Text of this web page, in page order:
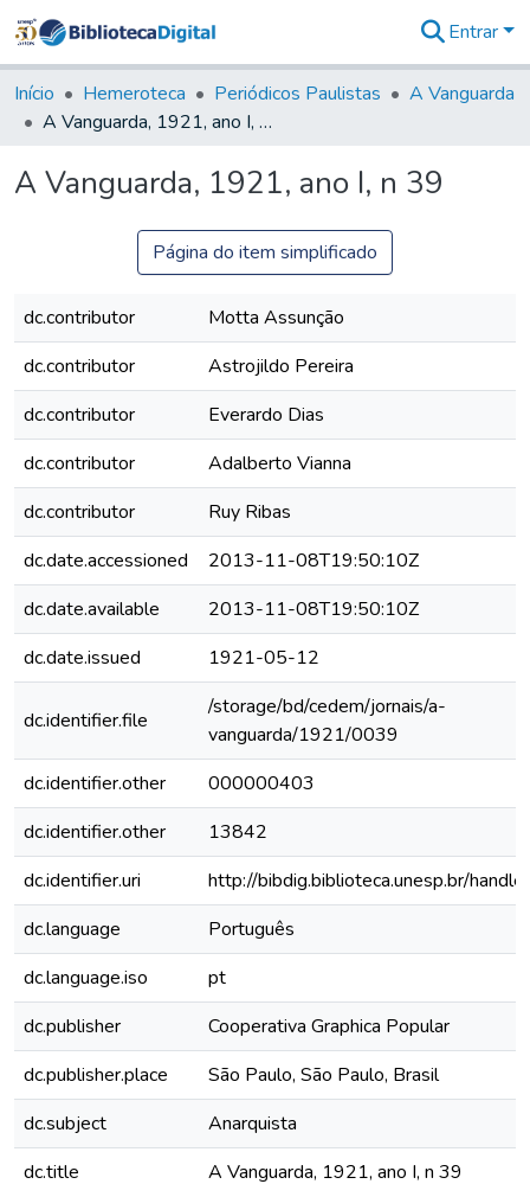
&
Coleções
Tudo na
Digital
Entrar
Início Hemeroteca Periódicos Paulistas
A Vanguarda
A Vanguarda, 1921, ano I, n 39
A Vanguarda, 1921, ano I, n 39
Página do item simplificado
dc.contributor
Motta Assunção
dc.contributor
Astrojildo Pereira
dc.contributor
Everardo Dias
dc.contributor
Adalberto Vianna
dc.contributor
Ruy Ribas
dc.date.accessioned
2013-11-08T19:50:10Z
dc.date.available
2013-11-08T19:50:10Z
dc.date.issued
1921-05-12
dc.identifier.file
/storage/bd/cedem/jornais/a-
vanguarda/1921/0039
dc.identifier.other
000000403
dc.identifier.other
13842
dc.identifier.uri
http://bibdig.biblioteca.unesp.br/
dc.language
Português
dc.language.iso
pt
dc.publisher
Cooperativa Graphica Popular
dc.publisher.place
São Paulo, São Paulo, Brasil
dc.subject
Anarquista
dc.title
A Vanguarda, 1921, ano I, n 39